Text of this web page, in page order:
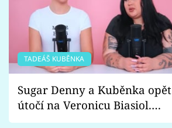
TADEÁŠ KUBĚNKA
Sugar Denny a Kuběnka opět
útočí na Veronicu Biasiol.
Proč je podle nich falešná a